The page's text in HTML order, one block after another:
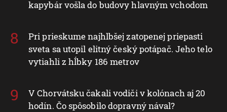
kapybár vošla do budovy hlavným vchodom
Pri prieskume najhlbšej zatopenej priepasti
sveta sa utopil elitný český potápač. Jeho telo
vytiahli z hĺbky 186 metrov
V Chorvátsku čakali vodiči v kolónach aj 20
hodín. Čo spôsobilo dopravný nával?